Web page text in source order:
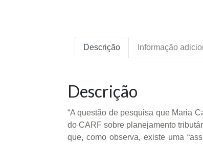
Descrição Informação
Descrição
“A questão de pesquisa que Maria
do CARF sobre planejamento
que, como observa, existe uma